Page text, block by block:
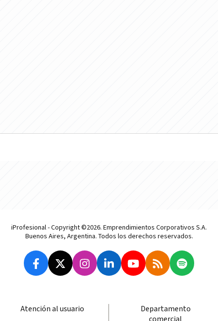
iProfesional - Copyright ©2026. Emprendimientos Corporativos S.A.
Buenos Aires, Argentina. Todos los derechos reservados.
Atención al usuario
Departamento